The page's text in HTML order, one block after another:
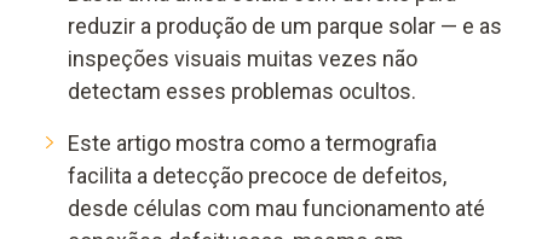
reduzir a produção de um parque solar — e as
inspeções visuais muitas vezes não
detectam esses problemas ocultos.
Este artigo mostra como a termografia
facilita a detecção precoce de defeitos,
desde células com mau funcionamento até